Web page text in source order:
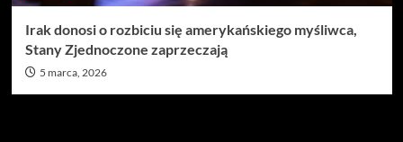
Irak donosi o rozbiciu się amerykańskiego myśliwca,
Stany Zjednoczone zaprzeczają
5 marca, 2026